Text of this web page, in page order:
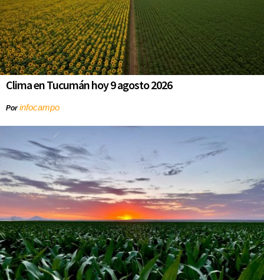
Clima en Tucumán hoy 9 agosto 2026
Porinfocampo